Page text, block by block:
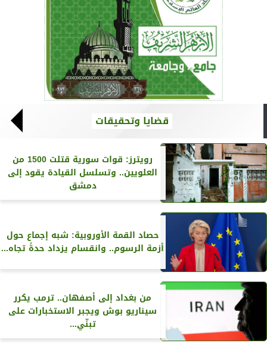
قضايا وتحقيقات
رويترز‏: قوات سورية قتلت 1500 من
العلويين.. وتسلسل القيادة يقود إلى
دمشق
حصاد القمة الأوروبية: شبه إجماع حول
أزمة الرسوم.. وانقسام يزداد حدةً تجاه...
من بغداد إلى أصفهان.. ترمب يكرر
سيناريو بوش ويجبر الاستخبارات على
تبنّي...